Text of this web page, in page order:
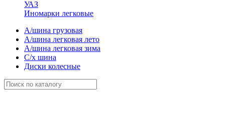
УАЗ
Иномарки легковые
А/шина грузовая
А/шина легковая лето
А/шина легковая зима
С/х шина
Диски колесные